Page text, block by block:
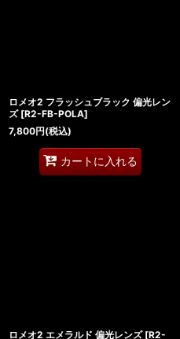
ロメオ2 フラッシュブラック 偏光レン
ズ [R2-FB-POLA]
7,800円(税込)
カートに入れる
ロメオ2 エメラルド 偏光レンズ [R2-